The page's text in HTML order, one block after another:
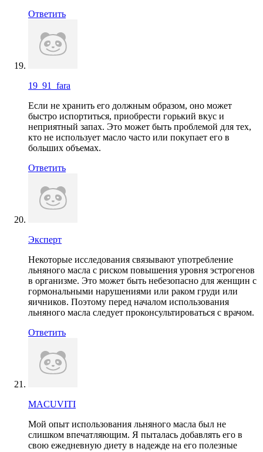
Ответить
19_91_fara
Если не хранить его должным образом, оно может
быстро испортиться, приобрести горький вкус и
неприятный запах. Это может быть проблемой для тех,
кто не использует масло часто или покупает его в
больших объемах.
Ответить
Эксперт
Некоторые исследования связывают употребление
льняного масла с риском повышения уровня эстрогенов
в организме. Это может быть небезопасно для женщин с
гормональными нарушениями или раком груди или
яичников. Поэтому перед началом использования
льняного масла следует проконсультироваться с врачом.
Ответить
MACUVITI
Мой опыт использования льняного масла был не
слишком впечатляющим. Я пыталась добавлять его в
свою ежедневную диету в надежде на его полезные